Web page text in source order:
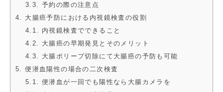
3.3. 予約の際の注意点
4. 大腸癌予防における内視鏡検査の役割
4.1. 内視鏡検査でできること
4.2. 大腸癌の早期発見とそのメリット
4.3. 大腸ポリープ切除にて大腸癌の予防も可能
5. 便潜血陽性の場合の二次検査
5.1. 便潜血が一回でも陽性なら大腸カメラを